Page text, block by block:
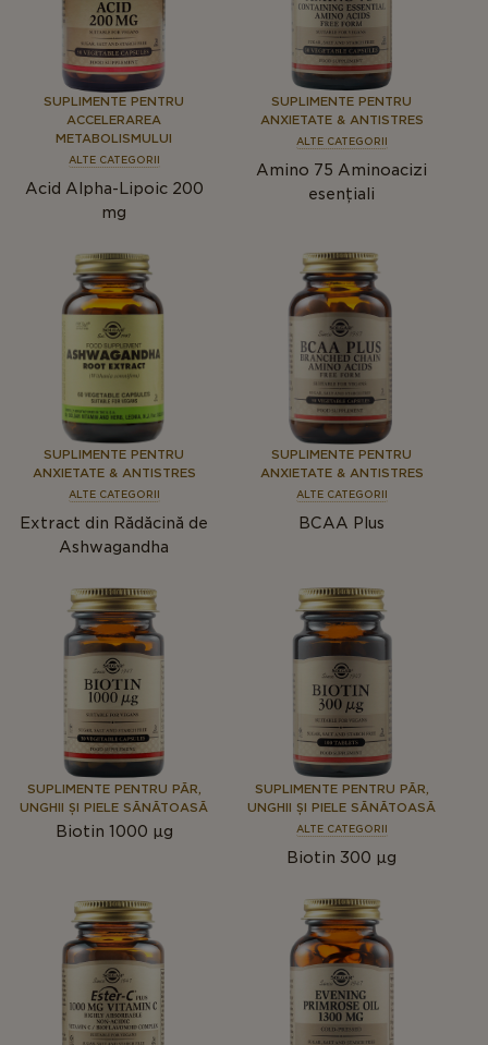
SUPLIMENTE PENTRU
ACCELERAREA
METABOLISMULUI
ALTE CATEGORII
Acid Alpha-Lipoic 200
mg
SUPLIMENTE PENTRU
ANXIETATE & ANTISTRES
ALTE CATEGORII
Amino 75 Aminoacizi
esențiali
SUPLIMENTE PENTRU
ANXIETATE & ANTISTRES
ALTE CATEGORII
Extract din Rădăcină de
Ashwagandha
SUPLIMENTE PENTRU
ANXIETATE & ANTISTRES
ALTE CATEGORII
BCAA Plus
SUPLIMENTE PENTRU PĂR,
UNGHII ȘI PIELE SĂNĂTOASĂ
Biotin 1000 µg
SUPLIMENTE PENTRU PĂR,
UNGHII ȘI PIELE SĂNĂTOASĂ
ALTE CATEGORII
Biotin 300 µg